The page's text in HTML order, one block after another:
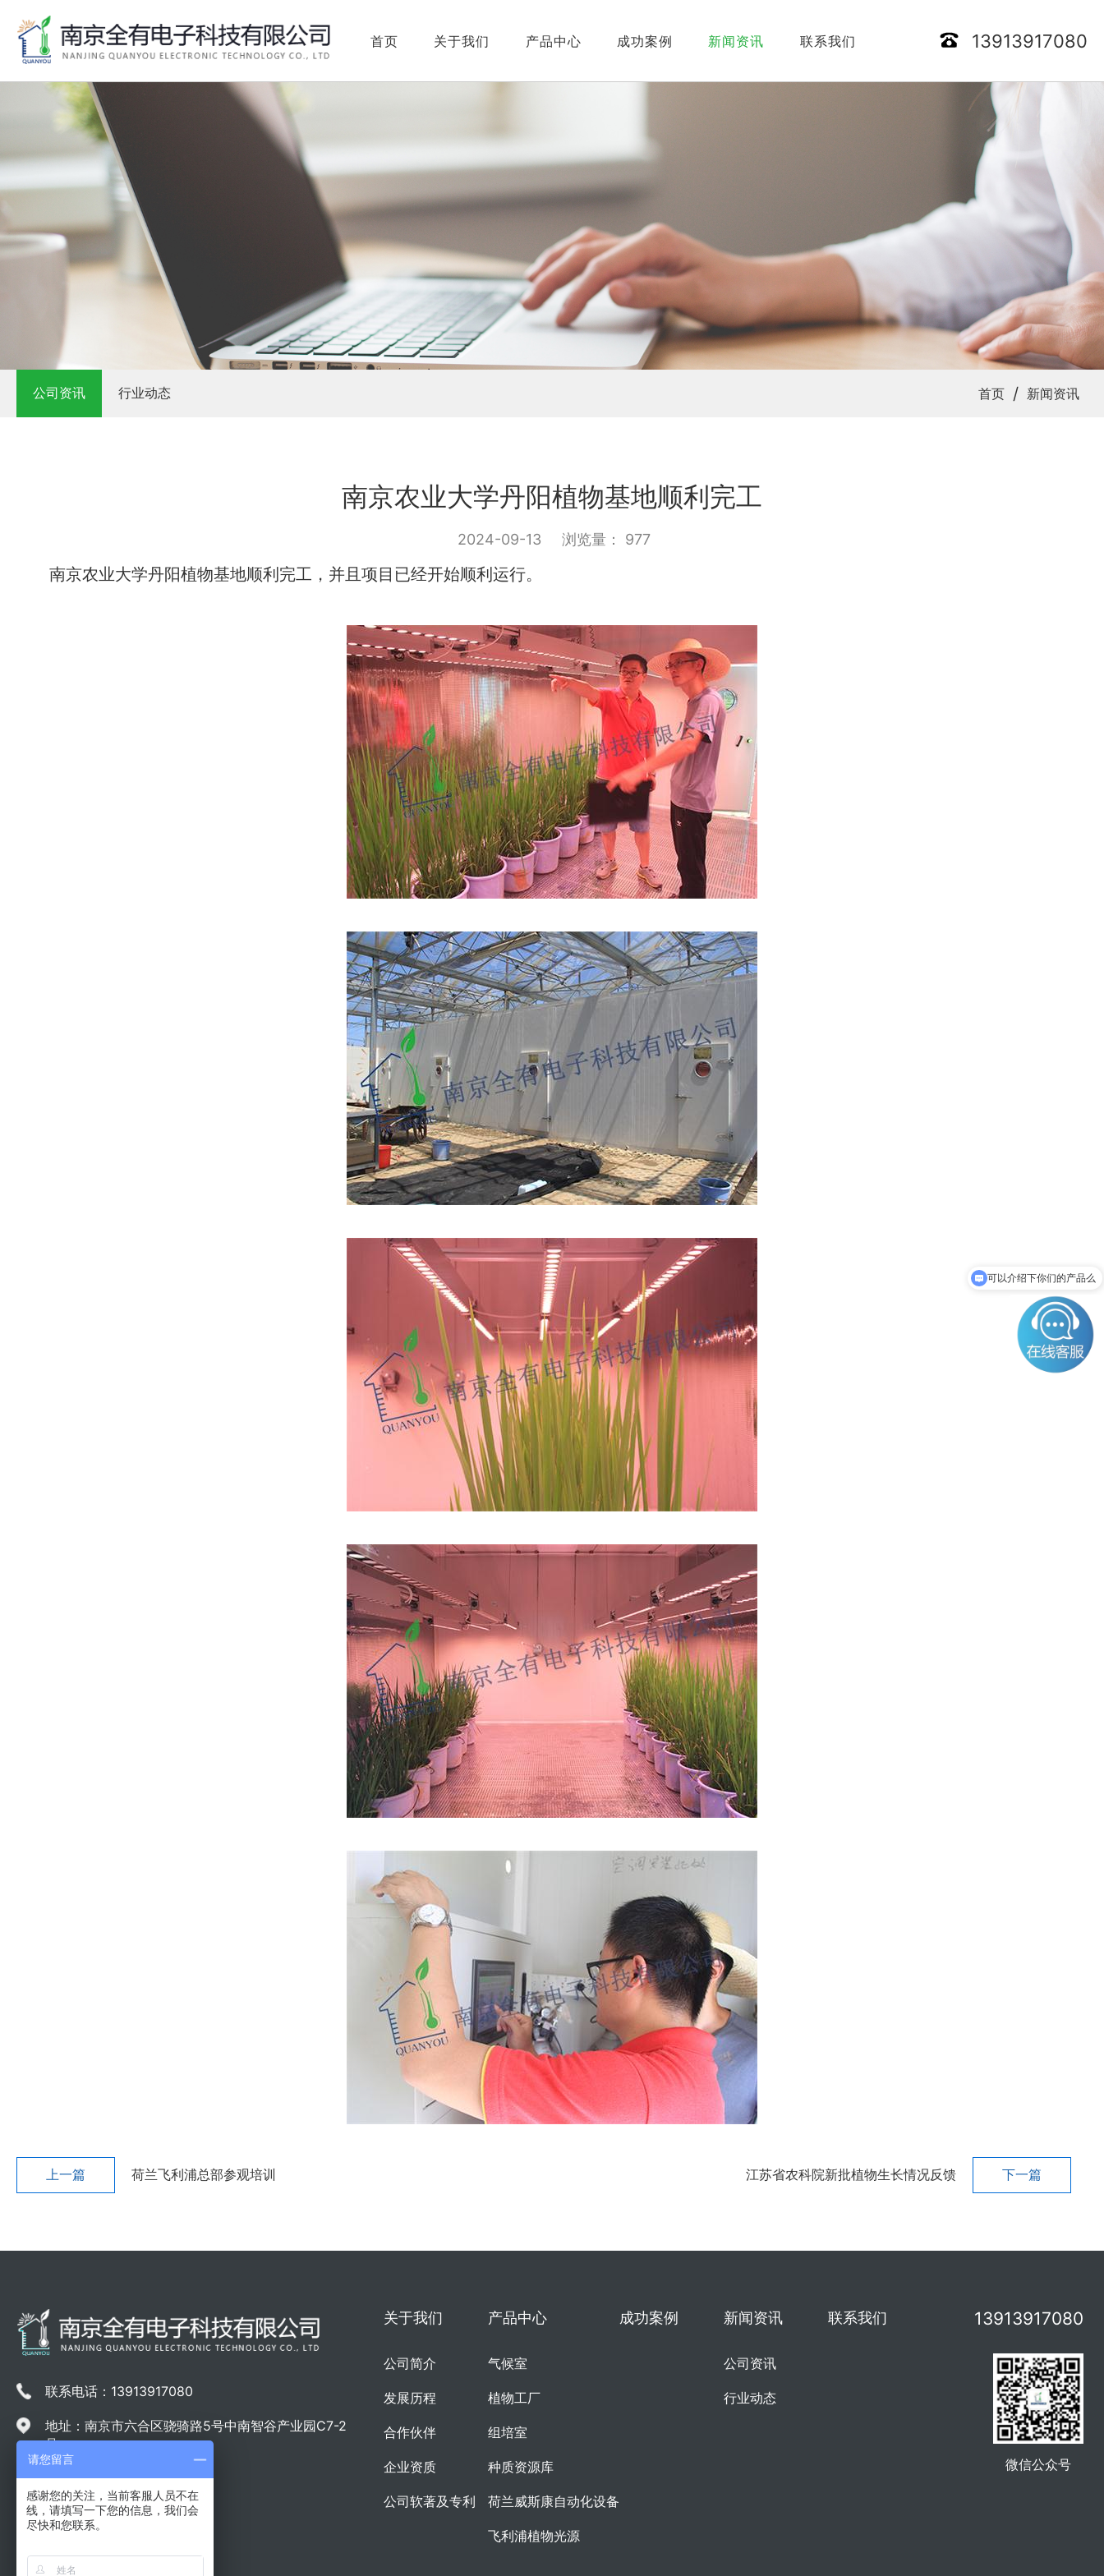
首页 关于我们 产品中心 成功案例 新闻资讯 联系我们 13913917080
公司资讯 行业动态 首页 / 新闻资讯
南京农业大学丹阳植物基地顺利完工
2024-09-13 浏览量： 977
南京农业大学丹阳植物基地顺利完工，并且项目已经开始顺利运行。
上一篇 荷兰飞利浦总部参观培训 下一篇
江苏省农科院新批植物生长情况反馈
联系电话：13913917080
地址：南京市六合区骁骑路5号中南智谷产业园C7-2
号
关于我们
公司简介
发展历程
合作伙伴
企业资质
公司软著及专利
产品中心
气候室
植物工厂
组培室
种质资源库
荷兰威斯康自动化设备
飞利浦植物光源
成功案例 新闻资讯
公司资讯
行业动态
联系我们 13913917080
微信公众号
可以介绍下你们的产品么
请您留言
感谢您的关注，当前客服人员不在
线，请填写一下您的信息，我们会
尽快和您联系。